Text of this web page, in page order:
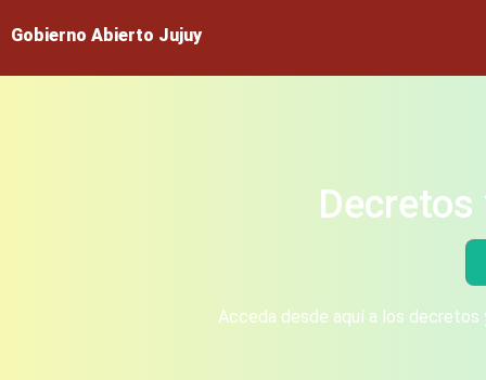
Gobierno Abierto Jujuy
Acceda desde aquí a los